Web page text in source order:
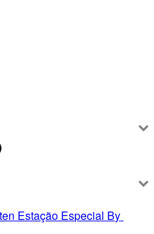
Estação Especial By